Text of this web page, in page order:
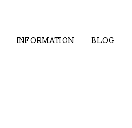
INFORMATION BLOG